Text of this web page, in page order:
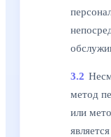
3.2
метод
или